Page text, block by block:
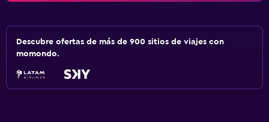
Descubre ofertas de más de 900 sitios de viajes con
momondo.